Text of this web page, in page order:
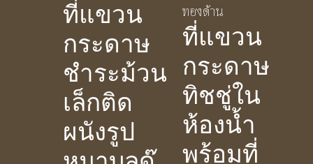
ที่แขวน
กระดาษ
ชำระม้วน
เล็กติด
ผนังรูป
ที่แขวน
กระดาษ
ทิชชู่ใน
ห้องน้ำ
พร้อมที่